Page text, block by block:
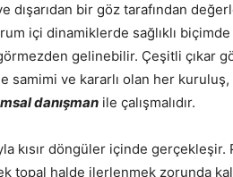
dışarıdan bir göz tarafından
içi dinamiklerde sağlıklı
gelinebilir. Çeşitli çıkar
ve kararlı olan her
danışman ile çalışmalıdır.
kısır döngüler içinde
halde ilerlenmek zorunda